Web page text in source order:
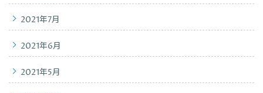
2021年7月
2021年6月
2021年5月